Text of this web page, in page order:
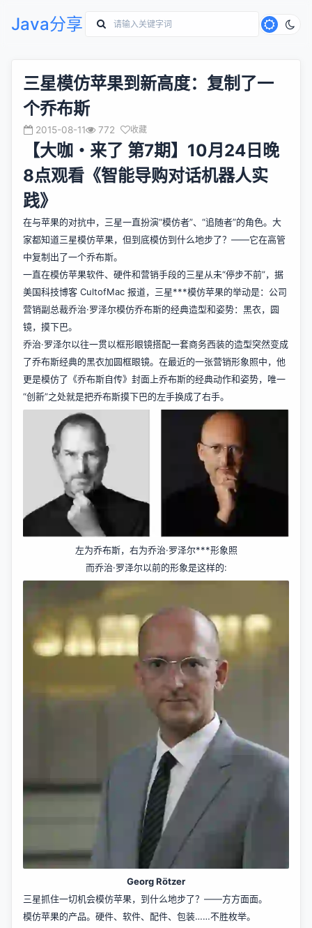
Java分享
三星模仿苹果到新高度：复制了一
个乔布斯
2015-08-11 772 收藏
【大咖・来了 第7期】10月24日晚
8点观看《智能导购对话机器人实
践》
在与苹果的对抗中，三星一直扮演“模仿者”、“追随者”的角色。大
家都知道三星模仿苹果，但到底模仿到什么地步了？——它在高管
中复制出了一个乔布斯。
一直在模仿苹果软件、硬件和营销手段的三星从未“停步不前”，据
美国科技博客 CultofMac 报道，三星***模仿苹果的举动是：公司
营销副总裁乔治·罗泽尔模仿乔布斯的经典造型和姿势：黑衣，圆
镜，摸下巴。
乔治·罗泽尔以往一贯以框形眼镜搭配一套商务西装的造型突然变成
了乔布斯经典的黑衣加圆框眼镜。在最近的一张营销形象照中，他
更是模仿了《乔布斯自传》封面上乔布斯的经典动作和姿势，唯一
“创新”之处就是把乔布斯摸下巴的左手换成了右手。
左为乔布斯，右为乔治·罗泽尔***形象照
而乔治·罗泽尔以前的形象是这样的:
Georg Rötzer
三星抓住一切机会模仿苹果，到什么地步了？——方方面面。
模仿苹果的产品。硬件、软件、配件、包装……不胜枚举。